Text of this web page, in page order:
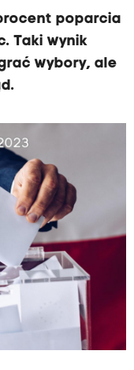
poparcia
Taki wynik
wybory, ale